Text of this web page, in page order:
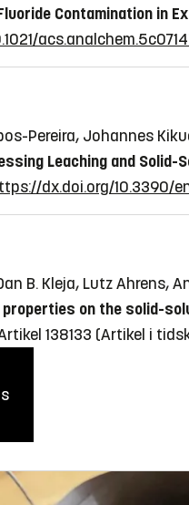
Contamination in
Pereira, Johannes
Leaching and
dx.doi.org/10.3390/
B. Kleja, Lutz
on the solid-
138133 (Artikel i